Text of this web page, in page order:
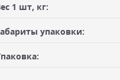
Отправку по России с ПВЗ
рабочих дней с момента 100%
1 шт, кг:
упаковки: